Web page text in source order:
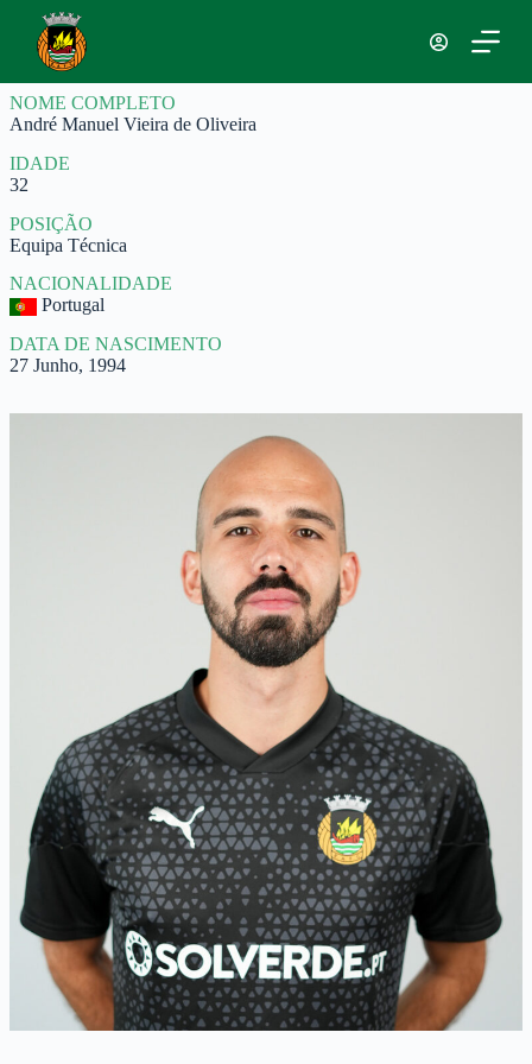
a
r
p
r
a
o
c
o
n
t
e
ú
d
NOME COMPLETO
André Manuel Vieira de Oliveira
IDADE
32
POSIÇÃO
Equipa Técnica
NACIONALIDADE
Portugal
DATA DE NASCIMENTO
27 Junho, 1994